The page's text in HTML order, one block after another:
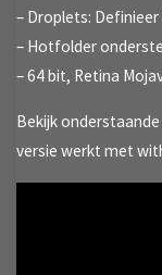
– Droplets:
– Hotfolder
– 64 bit, Retina
Bekijk
versie werkt met